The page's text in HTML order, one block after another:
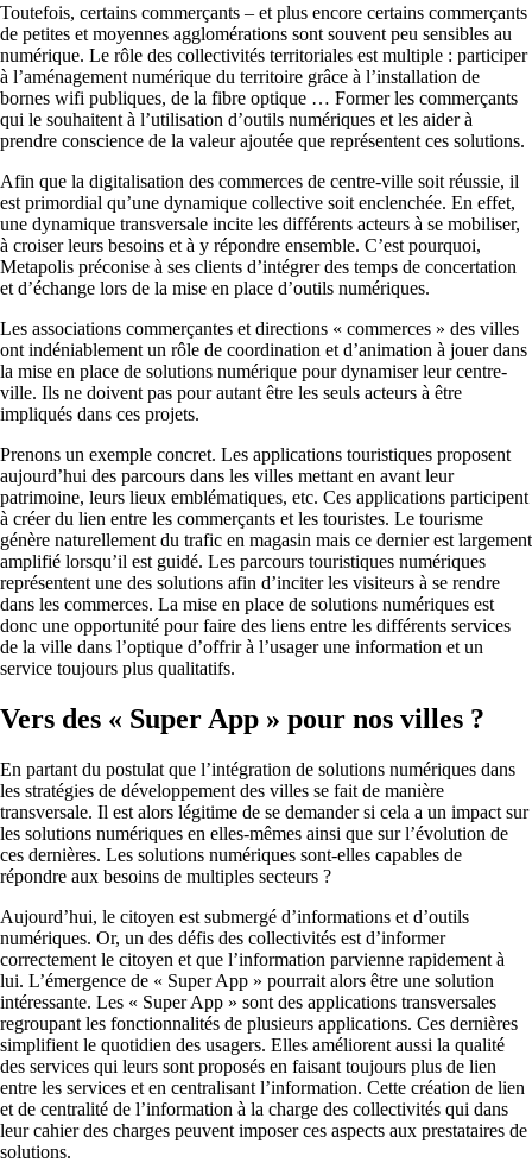
Toutefois, certains commerçants – et plus encore certains commerçants
de petites et moyennes agglomérations sont souvent peu sensibles au
numérique. Le rôle des collectivités territoriales est multiple : participer
à l’aménagement numérique du territoire grâce à l’installation de
bornes wifi publiques, de la fibre optique … Former les commerçants
qui le souhaitent à l’utilisation d’outils numériques et les aider à
prendre conscience de la valeur ajoutée que représentent ces solutions.
Afin que la digitalisation des commerces de centre-ville soit réussie, il
est primordial qu’une dynamique collective soit enclenchée. En effet,
une dynamique transversale incite les différents acteurs à se mobiliser,
à croiser leurs besoins et à y répondre ensemble. C’est pourquoi,
Metapolis préconise à ses clients d’intégrer des temps de concertation
et d’échange lors de la mise en place d’outils numériques.
Les associations commerçantes et directions « commerces » des villes
ont indéniablement un rôle de coordination et d’animation à jouer dans
la mise en place de solutions numérique pour dynamiser leur centre-
ville. Ils ne doivent pas pour autant être les seuls acteurs à être
impliqués dans ces projets.
Prenons un exemple concret. Les applications touristiques proposent
aujourd’hui des parcours dans les villes mettant en avant leur
patrimoine, leurs lieux emblématiques, etc. Ces applications participent
à créer du lien entre les commerçants et les touristes. Le tourisme
génère naturellement du trafic en magasin mais ce dernier est largement
amplifié lorsqu’il est guidé. Les parcours touristiques numériques
représentent une des solutions afin d’inciter les visiteurs à se rendre
dans les commerces. La mise en place de solutions numériques est
donc une opportunité pour faire des liens entre les différents services
de la ville dans l’optique d’offrir à l’usager une information et un
service toujours plus qualitatifs.
Vers des « Super App » pour nos villes ?
En partant du postulat que l’intégration de solutions numériques dans
les stratégies de développement des villes se fait de manière
transversale. Il est alors légitime de se demander si cela a un impact sur
les solutions numériques en elles-mêmes ainsi que sur l’évolution de
ces dernières. Les solutions numériques sont-elles capables de
répondre aux besoins de multiples secteurs ?
Aujourd’hui, le citoyen est submergé d’informations et d’outils
numériques. Or, un des défis des collectivités est d’informer
correctement le citoyen et que l’information parvienne rapidement à
lui. L’émergence de « Super App » pourrait alors être une solution
intéressante. Les « Super App » sont des applications transversales
regroupant les fonctionnalités de plusieurs applications. Ces dernières
simplifient le quotidien des usagers. Elles améliorent aussi la qualité
des services qui leurs sont proposés en faisant toujours plus de lien
entre les services et en centralisant l’information. Cette création de lien
et de centralité de l’information à la charge des collectivités qui dans
leur cahier des charges peuvent imposer ces aspects aux prestataires de
solutions.